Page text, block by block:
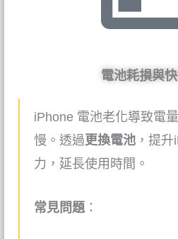
電池耗損與
iPhone 電池老化導致電
慢。透過更換電池 ，提
力，延長使用時間。
常見問題 ：